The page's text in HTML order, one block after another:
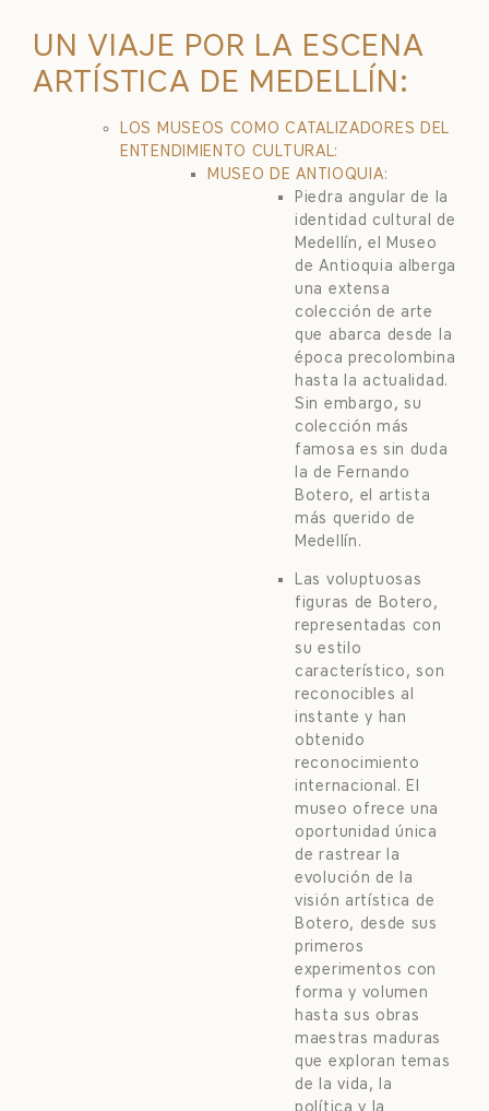
UN VIAJE POR LA ESCENA
ARTÍSTICA DE MEDELLÍN:
LOS MUSEOS COMO CATALIZADORES DEL
ENTENDIMIENTO CULTURAL:
MUSEO DE ANTIOQUIA:
Piedra angular de la
identidad cultural de
Medellín, el Museo
de Antioquia alberga
una extensa
colección de arte
que abarca desde la
época precolombina
hasta la actualidad.
Sin embargo, su
colección más
famosa es sin duda
la de Fernando
Botero, el artista
más querido de
Medellín.
Las voluptuosas
figuras de Botero,
representadas con
su estilo
característico, son
reconocibles al
instante y han
obtenido
reconocimiento
internacional. El
museo ofrece una
oportunidad única
de rastrear la
evolución de la
visión artística de
Botero, desde sus
primeros
experimentos con
forma y volumen
hasta sus obras
maestras maduras
que exploran temas
de la vida, la
política y la